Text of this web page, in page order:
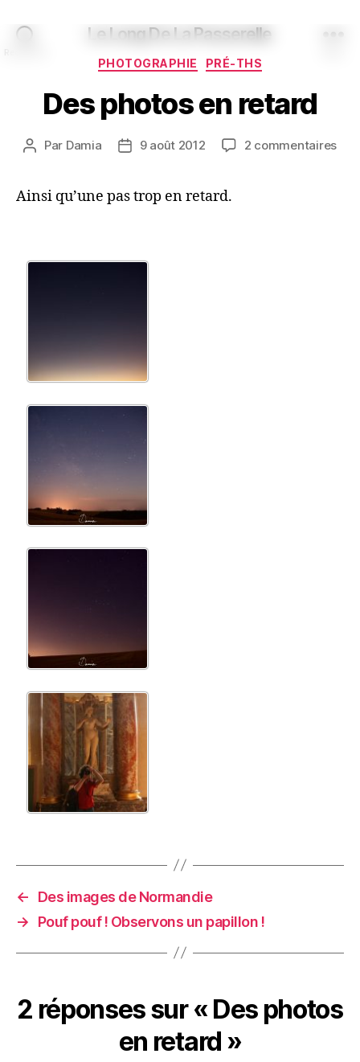
Le Long De La Passerelle
Catégories
PHOTOGRAPHIE PRÉ-THS
Des photos en retard
Auteur
Par Damia
Date9 août 2012 2 commentairessur
Ainsi qu’une pas trop en retard.
←
Des images de Normandie
→
Pouf pouf ! Observons un papillon !
2 réponses sur « Des photos
en retard »